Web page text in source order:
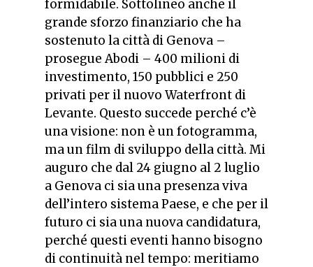
formidabile. Sottolineo anche il
grande sforzo finanziario che ha
sostenuto la città di Genova –
prosegue Abodi – 400 milioni di
investimento, 150 pubblici e 250
privati per il nuovo Waterfront di
Levante. Questo succede perché c’è
una visione: non è un fotogramma,
ma un film di sviluppo della città. Mi
auguro che dal 24 giugno al 2 luglio
a Genova ci sia una presenza viva
dell’intero sistema Paese, e che per il
futuro ci sia una nuova candidatura,
perché questi eventi hanno bisogno
di continuità nel tempo: meritiamo